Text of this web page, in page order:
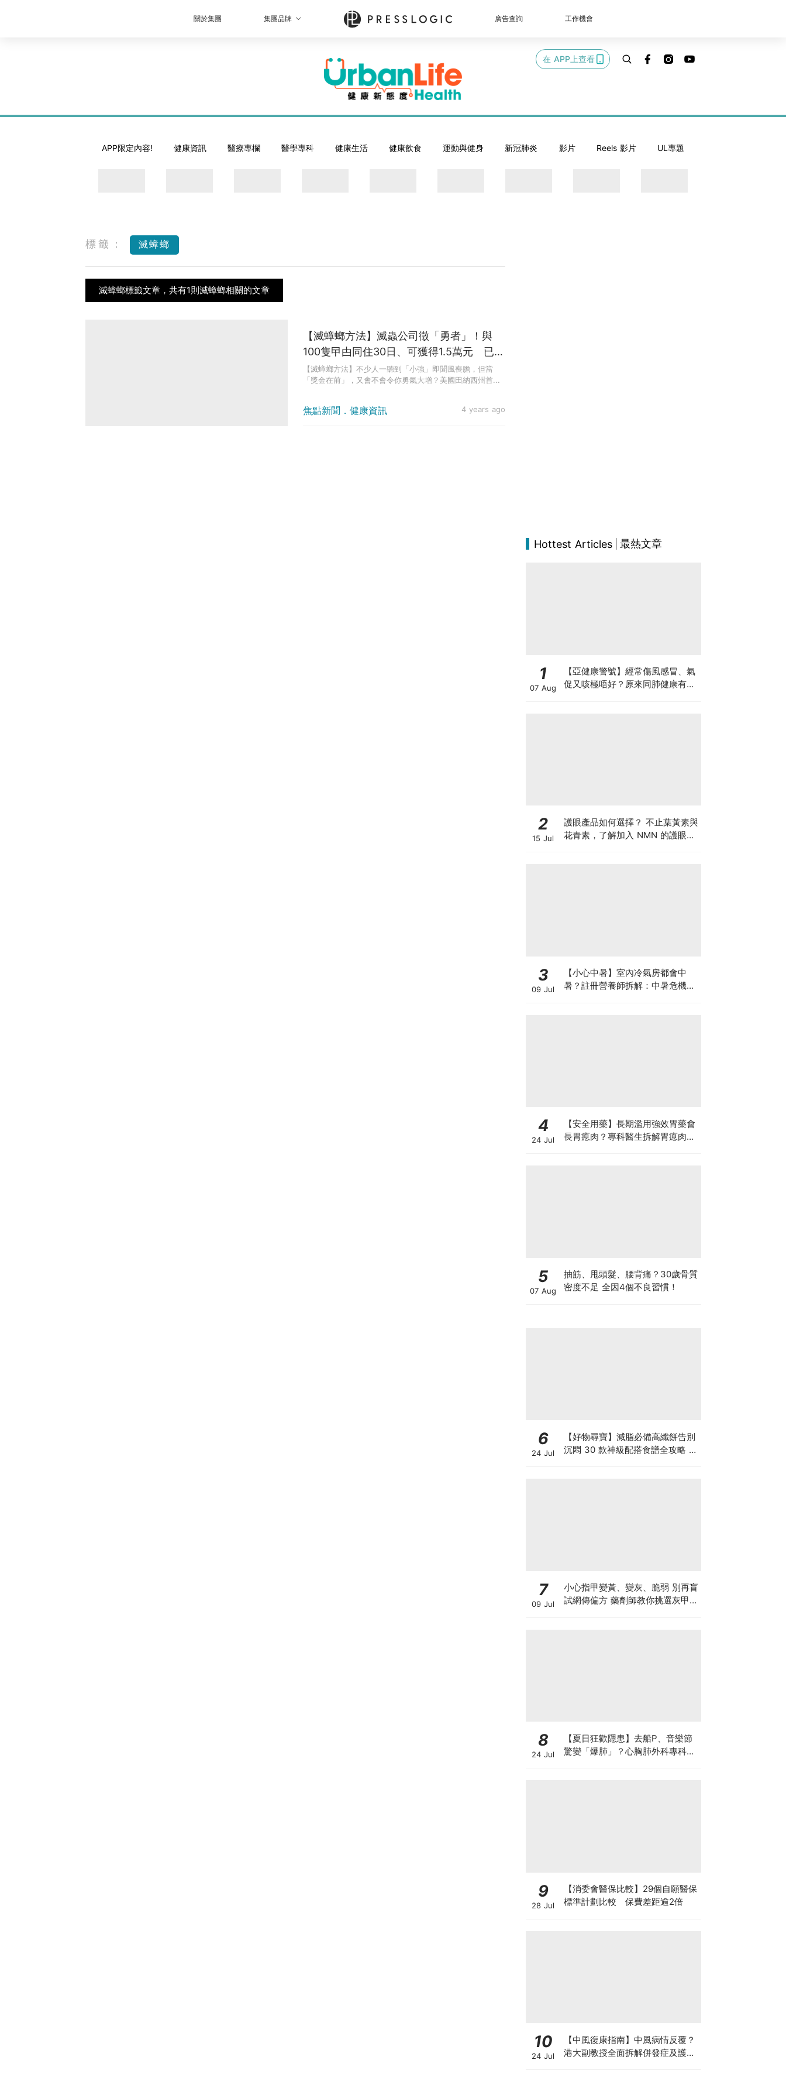
關於集團 集團品牌 廣告查詢 工作機會
在 APP上查看
APP限定內容! 健康資訊 醫療專欄 醫學專科 健康生活 健康飲食 運動與健身 新冠肺炎 影片 Reels 影片 UL專題
標籤： 滅蟑螂
滅蟑螂標籤文章，共有1則滅蟑螂相關的文章
焦點新聞．健康資訊 4 years ago
【滅蟑螂方法】滅蟲公司徵「勇者」！與
100隻曱甴同住30日、可獲得1.5萬元 已有
逾2500人參加
【滅蟑螂方法】不少人一聽到「小強」即聞風喪膽，但當
「獎金在前」，又會不會令你勇氣大增？美國田納西州首...
Hottest Articles 最熱文章
1
07 Aug
【亞健康警號】經常傷風感冒、氣
促又咳極唔好？原來同肺健康有
2
15 Jul
護眼產品如何選擇？ 不止葉黃素與
花青素，了解加入 NMN 的護眼方
3
09 Jul
【小心中暑】室內冷氣房都會中
暑？註冊營養師拆解：中暑危機及
4
24 Jul
【安全用藥】長期濫用強效胃藥會
長胃瘜肉？專科醫生拆解胃瘜肉癌
5
07 Aug
抽筋、甩頭髮、腰背痛？30歲骨質
密度不足 全因4個不良習慣！
6
24 Jul
【好物尋寶】減脂必備高纖餅告別
沉悶 30 款神級配搭食譜全攻略 日
7
09 Jul
小心指甲變黃、變灰、脆弱 別再盲
試網傳偏方 藥劑師教你挑選灰甲產
8
24 Jul
【夏日狂歡隱患】去船P、音樂節
驚變「爆肺」？心胸肺外科專科醫
9
28 Jul
【消委會醫保比較】29個自願醫保
標準計劃比較 保費差距逾2倍
10
24 Jul
【中風復康指南】中風病情反覆？
港大副教授全面拆解併發症及護理